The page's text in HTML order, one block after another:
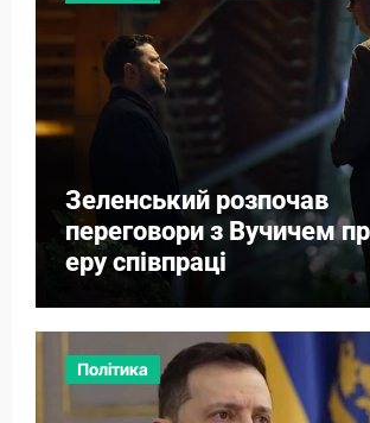
Зеленський розпочав
переговори з Вучичем
еру співпраці
Політика